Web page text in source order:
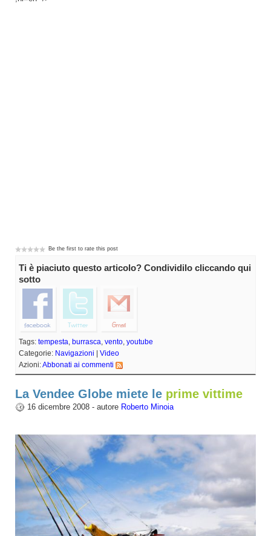
Be the first to rate this post
Ti è piaciuto questo articolo? Condividilo cliccando qui
sotto
Tags: tempesta, burrasca, vento, youtube
Categorie: Navigazioni
Video
Azioni:Abbonati ai commenti
La Vendee Globe miete le prime vittime
16 dicembre 2008 - autore Roberto Minoia